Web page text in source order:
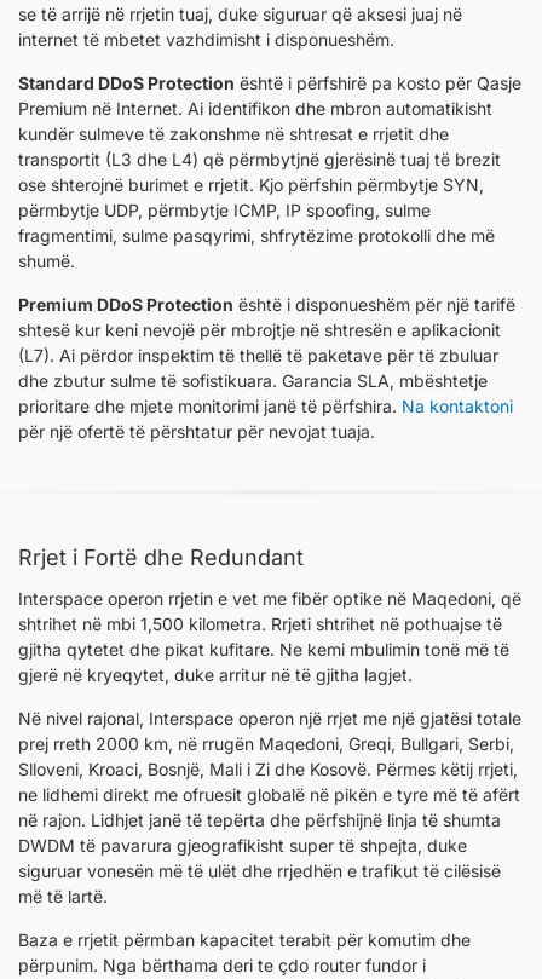
se të arrijë në rrjetin tuaj, duke siguruar që aksesi juaj në
internet të mbetet vazhdimisht i disponueshëm.
Standard DDoS Protection është i përfshirë pa kosto për Qasje
Premium në Internet. Ai identifikon dhe mbron automatikisht
kundër sulmeve të zakonshme në shtresat e rrjetit dhe
transportit (L3 dhe L4) që përmbytjnë gjerësinë tuaj të brezit
ose shterojnë burimet e rrjetit. Kjo përfshin përmbytje SYN,
përmbytje UDP, përmbytje ICMP, IP spoofing, sulme
fragmentimi, sulme pasqyrimi, shfrytëzime protokolli dhe më
shumë.
Premium DDoS Protection është i disponueshëm për një tarifë
shtesë kur keni nevojë për mbrojtje në shtresën e aplikacionit
(L7). Ai përdor inspektim të thellë të paketave për të zbuluar
dhe zbutur sulme të sofistikuara. Garancia SLA, mbështetje
prioritare dhe mjete monitorimi janë të përfshira. Na kontaktoni
për një ofertë të përshtatur për nevojat tuaja.
Rrjet i Fortë dhe Redundant
Interspace operon rrjetin e vet me fibër optike në Maqedoni, që
shtrihet në mbi 1,500 kilometra. Rrjeti shtrihet në pothuajse të
gjitha qytetet dhe pikat kufitare. Ne kemi mbulimin tonë më të
gjerë në kryeqytet, duke arritur në të gjitha lagjet.
Në nivel rajonal, Interspace operon një rrjet me një gjatësi totale
prej rreth 2000 km, në rrugën Maqedoni, Greqi, Bullgari, Serbi,
Slloveni, Kroaci, Bosnjë, Mali i Zi dhe Kosovë. Përmes këtij rrjeti,
ne lidhemi direkt me ofruesit globalë në pikën e tyre më të afërt
në rajon. Lidhjet janë të tepërta dhe përfshijnë linja të shumta
DWDM të pavarura gjeografikisht super të shpejta, duke
siguruar vonesën më të ulët dhe rrjedhën e trafikut të cilësisë
më të lartë.
Baza e rrjetit përmban kapacitet terabit për komutim dhe
përpunim. Nga bërthama deri te çdo router fundor i